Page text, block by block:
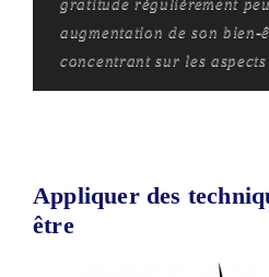
augmentation de son bien-
concentrant sur les
Appliquer des
être